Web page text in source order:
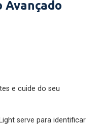
e cuide do seu
serve para identificar